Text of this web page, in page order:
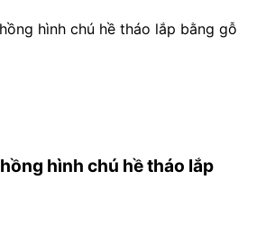
hình chú hề tháo lắp